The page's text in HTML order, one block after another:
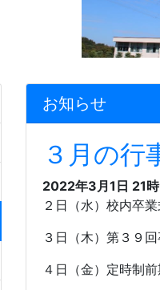
お知らせ
３月の行
2022年3月1日 21
２日（水）校内卒
３日（木）第３９
４日（金）定時制